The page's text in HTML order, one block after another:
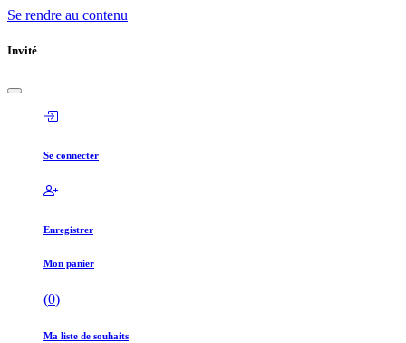
Se rendre au contenu
Invité
Se connecter
Enregistrer
Mon panier
(0)
Ma liste de souhaits